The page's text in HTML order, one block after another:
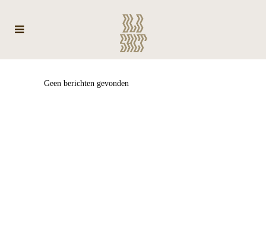
Geen berichten gevonden